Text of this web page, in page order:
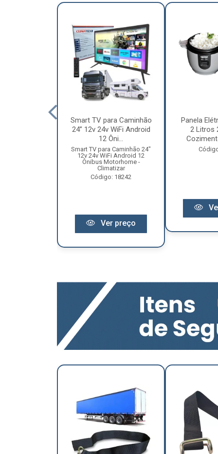
Smart TV para Caminhão
24” 12v 24v WiFi Android
12 Ôni...
Smart TV para Caminhão 24"
12v 24v WiFi Android 12
Ônibus Motorhome -
Climatizar
Código: 18242
Ver preço
Panela
2 Litros